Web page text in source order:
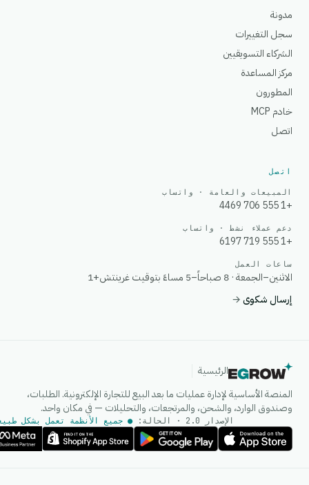
مدونة
سجل التغييرات
الشركاء التسويقيين
مركز المساعدة
المطورون
خادم MCP
اتصل
اتصل
المبيعات والعامة · واتساب
+1 555 706 4469
دعم عملاء نشط · واتساب
+1 555 719 6197
ساعات العمل
الاثنين–الجمعة · 8 صباحاً–5 مساءً بتوقيت غرينتش+1
إرسال شكوى→
الرئيسية
المنصة الأساسية لإدارة عمليات ما بعد البيع للتجارة الإلكترونية. الطلبات،
وصندوق الوارد، والشحن، والمرتجعات، والتحليلات — في مكان واحد.
الإصدار 2.0 · الحالة: ● جميع الأنظمة تعمل بشكل